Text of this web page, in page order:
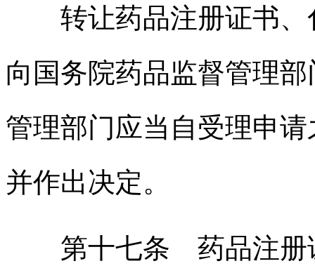
转让药品注册证书、
向国务院药品监督管理
管理部门应当自受理申
并作出决定。
第十七条 药品注册证